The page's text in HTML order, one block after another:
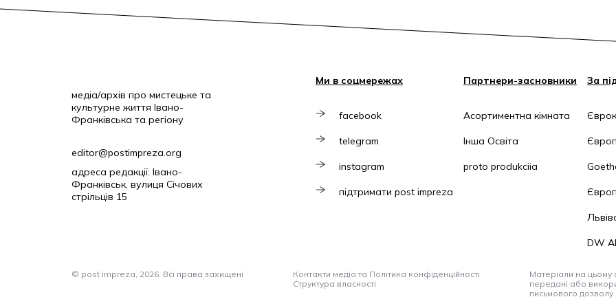
медіа/архів про мистецьке та
культурне життя Івано-
Франківська та регіону
editor@postimpreza.org
адреса редакції: Івано-
Франківськ, вулиця Січових
стрільців 15
Ми в соцмережах
facebook
telegram
instagram
підтримати post impreza
Партнери-засновники
Асортиментна кімната
Інша Освіта
proto produkciia
За
DW
© post impreza, 2026. Всі права захищені
Контакти медіа та Політика конфіденційності
Структура власності
Матеріали на цьому
передані або
письмового дозволу